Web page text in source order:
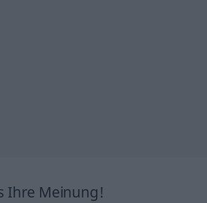
Ihre Meinung!